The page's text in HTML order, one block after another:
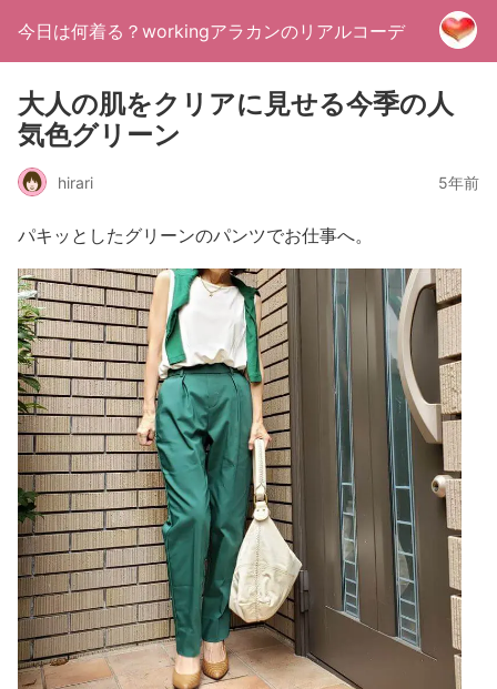
今日は何着る？workingアラカンのリアルコーデ
大人の肌をクリアに見せる今季の人
気色グリーン
hirari 5年前
パキッとしたグリーンのパンツでお仕事へ。